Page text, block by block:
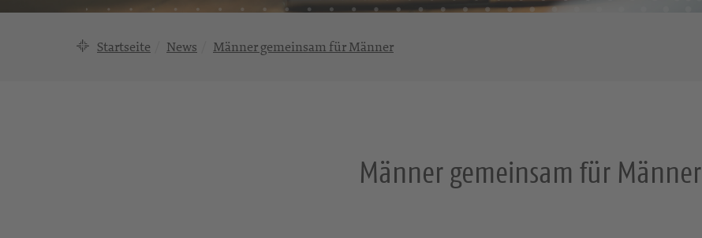
Startseite News Männer gemeinsam für Männer
Männer gemeinsam für Männer